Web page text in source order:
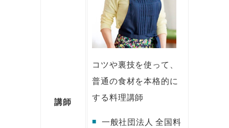
講師
コツや裏技を使って、
普通の食材を本格的に
する料理講師
一般社団法人 全国料